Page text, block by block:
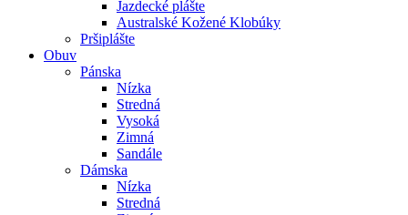
Jazdecké plášte
Australské Kožené Klobúky
Pršiplášte
Obuv
Pánska
Nízka
Stredná
Vysoká
Zimná
Sandále
Dámska
Nízka
Stredná